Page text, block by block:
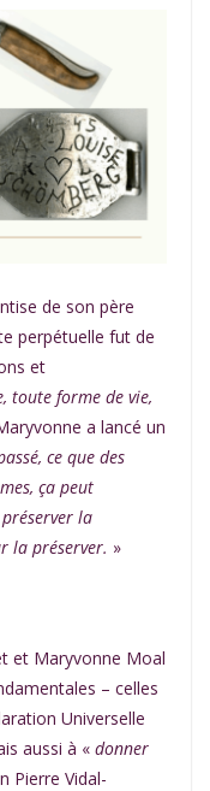
de son père
perpétuelle fut de
et
toute forme de vie,
a lancé un
ce que des
ça peut
la
la préserver. »
et Maryvonne Moal
– celles
Universelle
aussi à « donner
Pierre Vidal-